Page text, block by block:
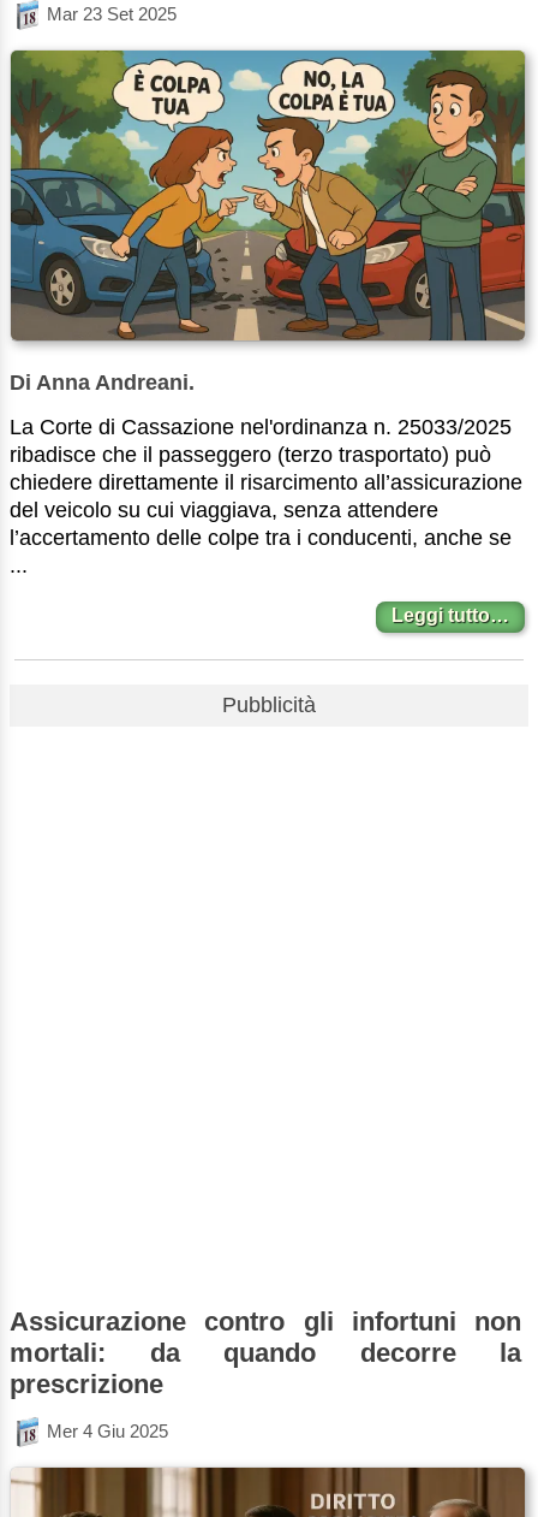
Mar 23 Set 2025
Di Anna Andreani.
La Corte di Cassazione nel'ordinanza n. 25033/2025
ribadisce che il passeggero (terzo trasportato) può
chiedere direttamente il risarcimento all’assicurazione
del veicolo su cui viaggiava, senza attendere
l’accertamento delle colpe tra i conducenti, anche se
...
Leggi tutto…
Pubblicità
Assicurazione contro gli infortuni non
mortali: da quando decorre la
prescrizione
Mer 4 Giu 2025